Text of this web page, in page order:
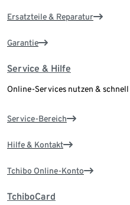
Ersatzteile & Reparatur
Garantie
Service & Hilfe
Online-Services nutzen &
Service-Bereich
Hilfe & Kontakt
Tchibo Online-Konto
TchiboCard